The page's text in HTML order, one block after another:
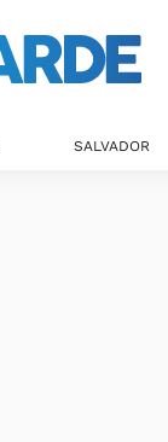
SALVADOR